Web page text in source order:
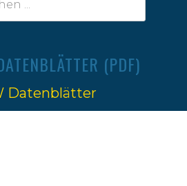
(PDF)
Datenblätter